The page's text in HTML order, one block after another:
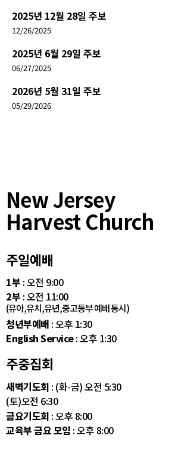
2025년 12월 28일 주보
12/26/2025
2025년 6월 29일 주보
06/27/2025
2026년 5월 31일 주보
05/29/2026
New Jersey
Harvest Church
주일예배
1부 : 오전 9:00
2부 : 오전 11:00
(유아,유치,유년,중고등부 예배 동시)
청년부예배 : 오후 1:30
English Service: 오후 1:30
주중집회
새벽기도회 : (화-금) 오전 5:30
(토)오전 6:30
금요기도회 : 오후 8:00
교육부 금요 모임 : 오후 8:00